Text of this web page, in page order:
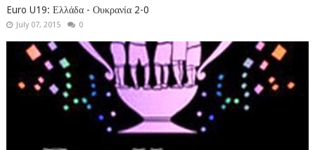
Euro U19: Ελλάδα - Ουκρανία 2-0
July 07, 2015 0